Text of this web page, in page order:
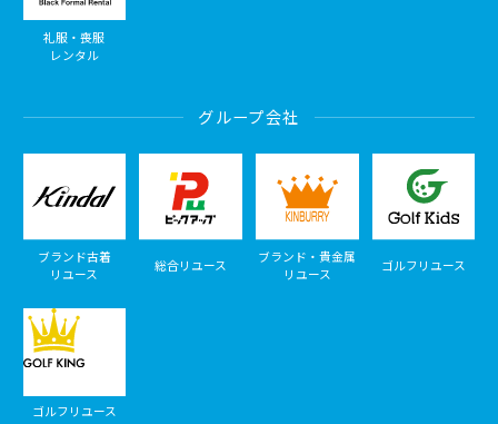
礼服・喪服
レンタル
グループ会社
ブランド古着
リユース
総合リユース
ブランド・貴金属
リユース
ゴルフリユース
ゴルフリユース